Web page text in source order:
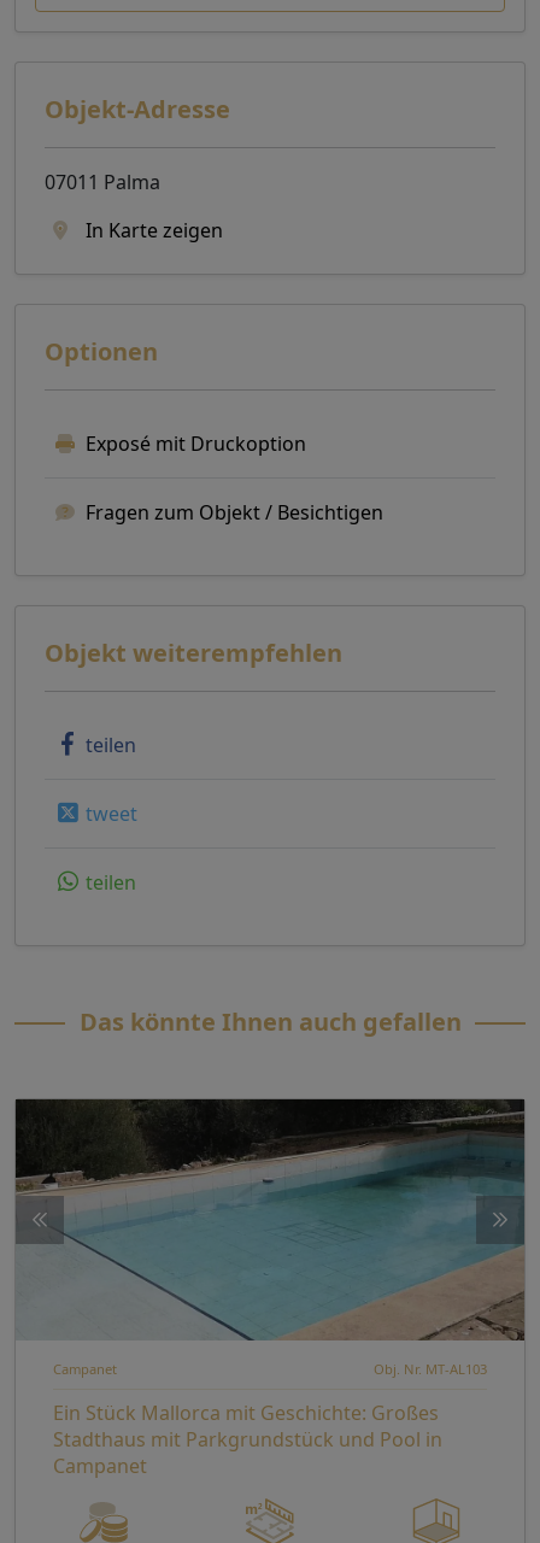
Objekt-Adresse
07011 Palma
In Karte zeigen
Optionen
Exposé mit Druckoption
Fragen zum Objekt / Besichtigen
Objekt weiterempfehlen
teilen
tweet
teilen
Das könnte Ihnen auch gefallen
Campanet Obj. Nr. MT-AL103
Ein Stück Mallorca mit Geschichte: Großes
Stadthaus mit Parkgrundstück und Pool in
Campanet